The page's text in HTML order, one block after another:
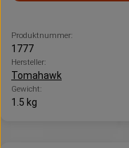
Produktnummer:
1777
Hersteller:
Tomahawk
Gewicht:
1.5 kg